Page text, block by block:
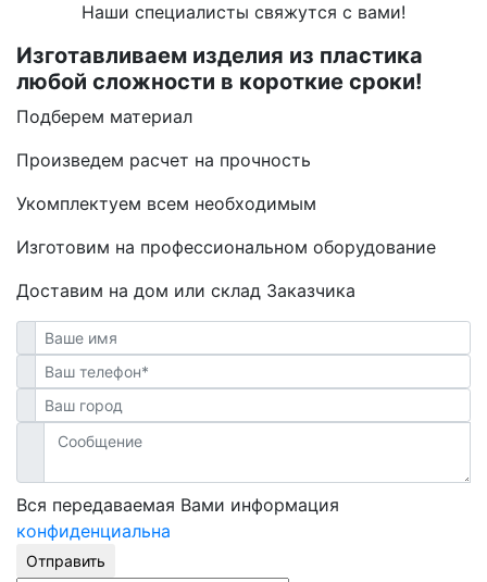
Наши специалисты свяжутся с вами!
Изготавливаем изделия из пластика
любой сложности в короткие сроки!
Подберем материал
Произведем расчет на прочность
Укомплектуем всем необходимым
Изготовим на профессиональном оборудование
Доставим на дом или склад Заказчика
Вся передаваемая Вами информация
конфиденциальна
Отправить